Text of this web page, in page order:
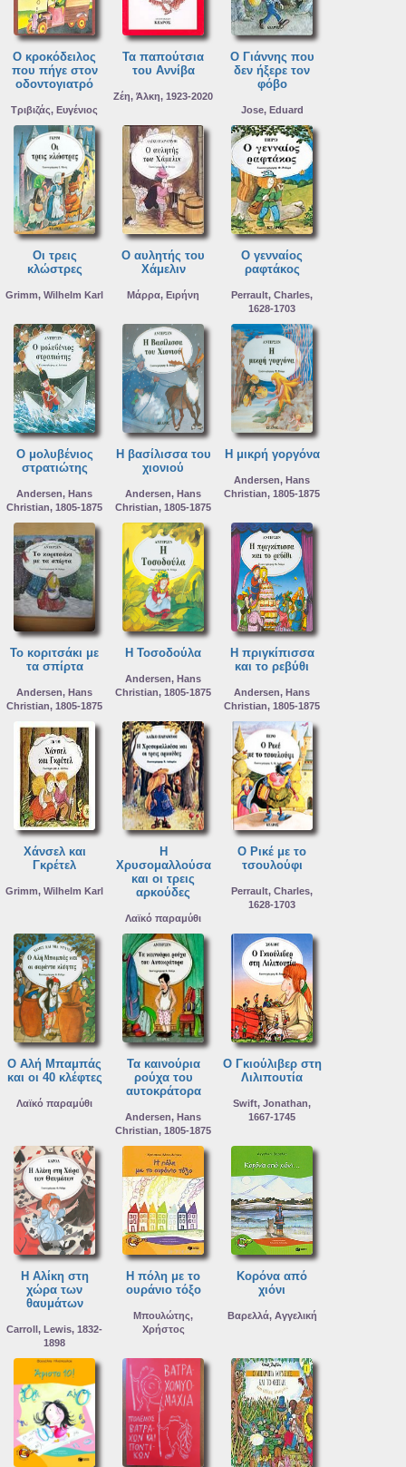
Ο κροκόδειλος
που πήγε στον
οδοντογιατρό
Τριβιζάς, Ευγένιος
Τα παπούτσια
του Αννίβα
Ζέη, Άλκη, 1923-2020
Ο Γιάννης που
δεν ήξερε τον
φόβο
Jose, Eduard
Οι τρεις
κλώστρες
Grimm, Wilhelm Karl
Ο αυλητής του
Χάμελιν
Μάρρα, Ειρήνη
Ο γενναίος
ραφτάκος
Perrault, Charles,
1628-1703
Ο μολυβένιος
στρατιώτης
Andersen, Hans
Christian, 1805-1875
Η βασίλισσα του
χιονιού
Andersen, Hans
Christian, 1805-1875
Η μικρή γοργόνα
Andersen, Hans
Christian, 1805-1875
Το κοριτσάκι με
τα σπίρτα
Andersen, Hans
Christian, 1805-1875
Η Τοσοδούλα
Andersen, Hans
Christian, 1805-1875
Η πριγκίπισσα
και το ρεβύθι
Andersen, Hans
Christian, 1805-1875
Χάνσελ και
Γκρέτελ
Grimm, Wilhelm Karl
Η
Χρυσομαλλούσα
και οι τρεις
αρκούδες
Λαϊκό παραμύθι
Ο Ρικέ με το
τσουλούφι
Perrault, Charles,
1628-1703
Ο Αλή Μπαμπάς
και οι 40 κλέφτες
Λαϊκό παραμύθι
Τα καινούρια
ρούχα του
αυτοκράτορα
Andersen, Hans
Christian, 1805-1875
Ο Γκιούλιβερ στη
Λιλιπουτία
Swift, Jonathan,
1667-1745
Η Αλίκη στη
χώρα των
θαυμάτων
Carroll, Lewis, 1832-
1898
Η πόλη με το
ουράνιο τόξο
Μπουλώτης,
Χρήστος
Κορόνα από
χιόνι
Βαρελλά, Αγγελική